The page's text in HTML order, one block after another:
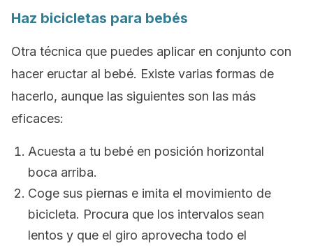
Haz bicicletas para bebés
Otra técnica que puedes aplicar en conjunto con
hacer eructar al bebé. Existe varias formas de
hacerlo, aunque las siguientes son las más
eficaces:
Acuesta a tu bebé en posición horizontal
boca arriba.
Coge sus piernas e imita el movimiento de
bicicleta. Procura que los intervalos sean
lentos y que el giro aprovecha todo el